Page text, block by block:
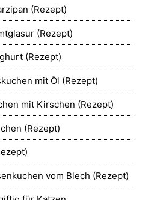
(Rezept)
(Rezept)
(Rezept)
mit Öl (Rezept)
mit Kirschen (Rezept)
(Rezept)
vom Blech (Rezept)